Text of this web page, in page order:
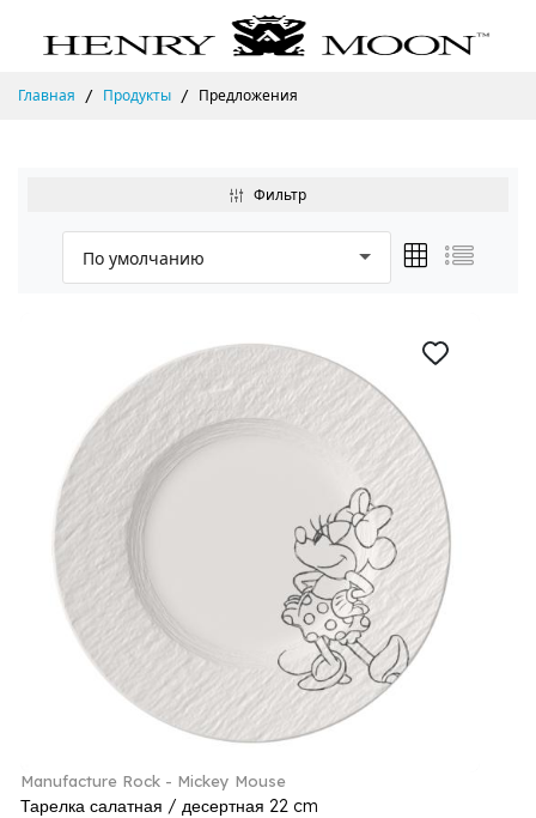
Главная Продукты Предложения
Фильтр
Manufacture Rock - Mickey Mouse
Тарелка салатная / десертная 22 cm